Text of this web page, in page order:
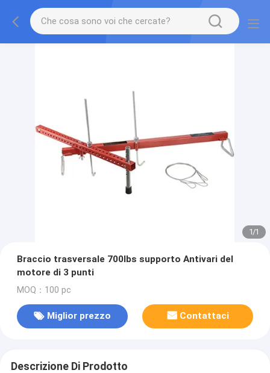
1/1
Braccio trasversale 700lbs supporto Antivari del
motore di 3 punti
MOQ：100 pc
Miglior prezzo Contattaci
Descrizione Di Prodotto